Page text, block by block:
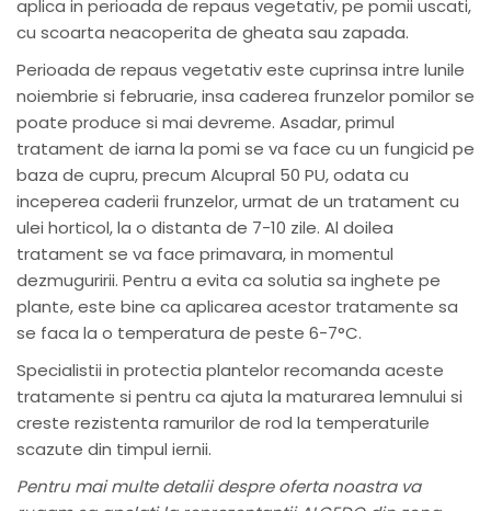
aplica in perioada de repaus vegetativ, pe pomii uscati,
cu scoarta neacoperita de gheata sau zapada.
Perioada de repaus vegetativ este cuprinsa intre lunile
noiembrie si februarie, insa caderea frunzelor pomilor se
poate produce si mai devreme. Asadar, primul
tratament de iarna la pomi se va face cu un fungicid pe
baza de cupru, precum Alcupral 50 PU, odata cu
inceperea caderii frunzelor, urmat de un tratament cu
ulei horticol, la o distanta de 7-10 zile. Al doilea
tratament se va face primavara, in momentul
dezmuguririi. Pentru a evita ca solutia sa inghete pe
plante, este bine ca aplicarea acestor tratamente sa
se faca la o temperatura de peste 6-7°C.
Specialistii in protectia plantelor recomanda aceste
tratamente si pentru ca ajuta la maturarea lemnului si
creste rezistenta ramurilor de rod la temperaturile
scazute din timpul iernii.
Pentru mai multe detalii despre oferta noastra va